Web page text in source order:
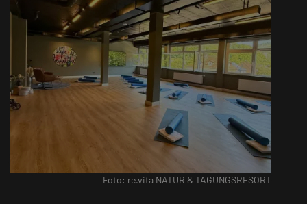
Foto: re.vita NATUR & TAGUNGSRESORT